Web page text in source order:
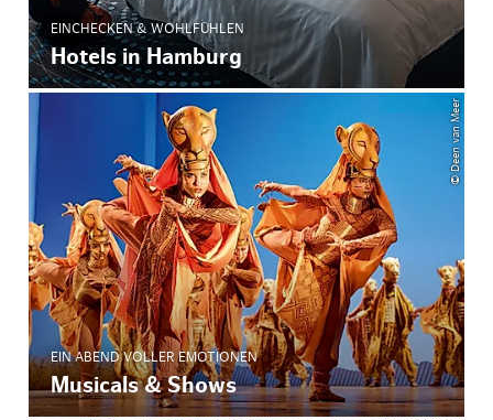
EINCHECKEN & WOHLFÜHLEN
Hotels in Hamburg
© Deen van Meer
EIN ABEND VOLLER EMOTIONEN
Musicals & Shows